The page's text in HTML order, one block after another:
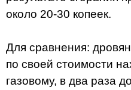
около 20-30 копеек.
Для сравнения:
по своей стоимости
газовому, в два раза